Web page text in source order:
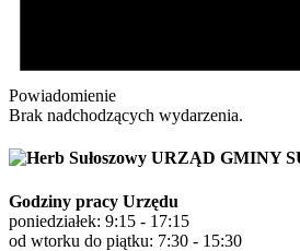
Powiadomienie
Brak nadchodzących wydarzenia.
URZĄD GMINY
Godziny pracy Urzędu
poniedziałek: 9:15 - 17:15
od wtorku do piątku: 7:30 - 15:30